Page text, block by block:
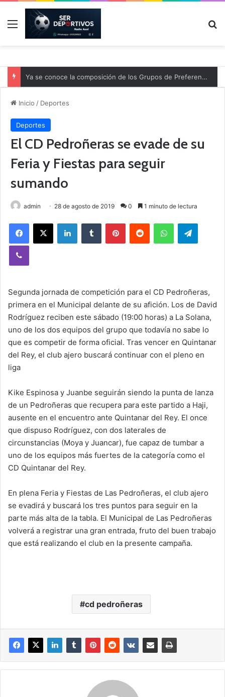
Menú
Ya se conoce la composición de los Grupos de Preferente y el calendario
Inicio / Deportes
Deportes
El CD Pedroñeras se evade de su
Feria y Fiestas para seguir
sumando
admin 28 de agosto de 2019 0 1 minuto de lectura
Segunda jornada de competición para el CD Pedroñeras,
primera en el Municipal delante de su afición. Los de David
Rodríguez reciben este sábado (19:00 horas) a La Solana,
uno de los dos equipos del grupo que todavía no sabe lo
que es competir de forma oficial. Tras vencer en Quintanar
del Rey, el club ajero buscará continuar con el pleno en
liga
Kike Espinosa y Juanbe seguirán siendo la punta de lanza
de un Pedroñeras que recupera para este partido a Haji,
ausente en el encuentro ante Quintanar del Rey. El once
que dispuso Rodríguez, con dos laterales de
circunstancias (Moya y Juancar), fue capaz de tumbar a
uno de los equipos más fuertes de la categoría como el
CD Quintanar del Rey.
En plena Feria y Fiestas de Las Pedroñeras, el club ajero
se evadirá y buscará los tres puntos para seguir en la
parte más alta de la tabla. El Municipal de Las Pedroñeras
volverá a registrar una gran entrada, fruto del buen trabajo
que está realizando el club en la presente campaña.
cd pedroñeras